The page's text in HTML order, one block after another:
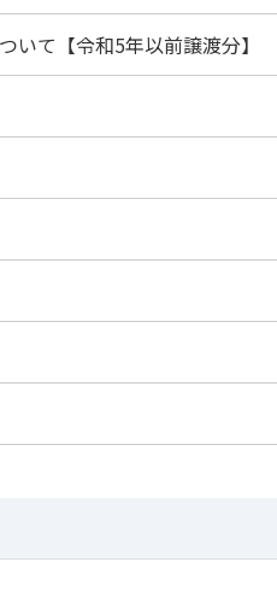
て【令和5年以前譲渡分】